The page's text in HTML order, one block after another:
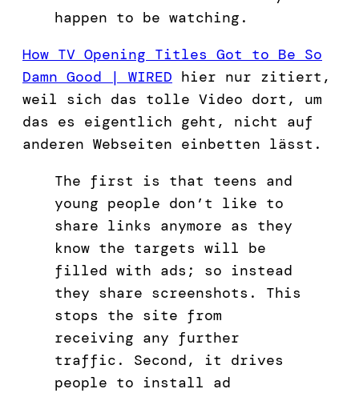
happen to be watching.
How TV Opening Titles Got to Be So
Damn Good | WIRED hier nur zitiert,
weil sich das tolle Video dort, um
das es eigentlich geht, nicht auf
anderen Webseiten einbetten lässt.
The first is that teens and
young people don’t like to
share links anymore as they
know the targets will be
filled with ads; so instead
they share screenshots. This
stops the site from
receiving any further
traffic. Second, it drives
people to install ad